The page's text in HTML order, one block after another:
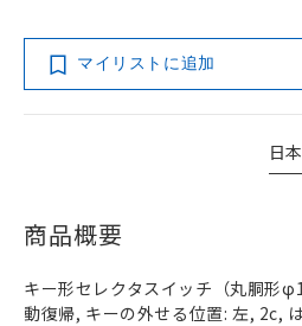
マイリストに追加
日
商品概要
キー形セレクタスイッチ（丸胴形
動復帰, キーの外せる位置: 左, 2c,